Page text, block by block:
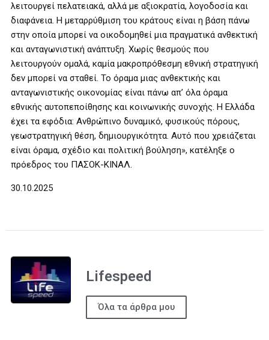
λειτουργεί πελατειακά, αλλά με αξιοκρατία, λογοδοσία και
διαφάνεια. Η μεταρρύθμιση του κράτους είναι η βάση πάνω
στην οποία μπορεί να οικοδομηθεί μια πραγματικά ανθεκτική
και ανταγωνιστική ανάπτυξη. Χωρίς θεσμούς που
λειτουργούν ομαλά, καμία μακροπρόθεσμη εθνική στρατηγική
δεν μπορεί να σταθεί. Το όραμα μιας ανθεκτικής και
ανταγωνιστικής οικονομίας είναι πάνω απ’ όλα όραμα
εθνικής αυτοπεποίθησης και κοινωνικής συνοχής. Η Ελλάδα
έχει τα εφόδια: Ανθρώπινο δυναμικό, φυσικούς πόρους,
γεωστρατηγική θέση, δημιουργικότητα. Αυτό που χρειάζεται
είναι όραμα, σχέδιο και πολιτική βούληση», κατέληξε ο
πρόεδρος του ΠΑΣΟΚ-ΚΙΝΑΛ.
30.10.2025
Lifespeed
Όλα τα άρθρα μου